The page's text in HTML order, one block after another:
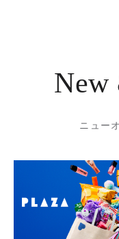
New
ニュー